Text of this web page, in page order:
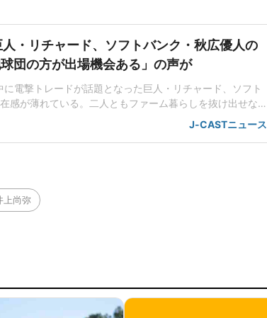
・リチャード、ソフトバンク・秋広優人の
団の方が出場機会ある」の声が
電撃トレードが話題となった巨人・リチャード、ソフト
感が薄れている。二人ともファーム暮らしを抜け出せな
ンク在籍時にウエスタン・リーグで5年連続本塁打王に輝
、秋広優人、大江竜聖と2対1のトレードで25年5月に巨人に
J-CASTニュース
上尚弥